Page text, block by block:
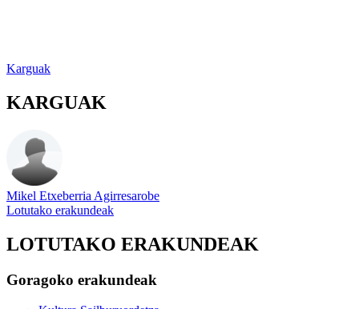
Karguak
KARGUAK
Mikel Etxeberria Agirresarobe
Lotutako erakundeak
LOTUTAKO ERAKUNDEAK
Goragoko erakundeak